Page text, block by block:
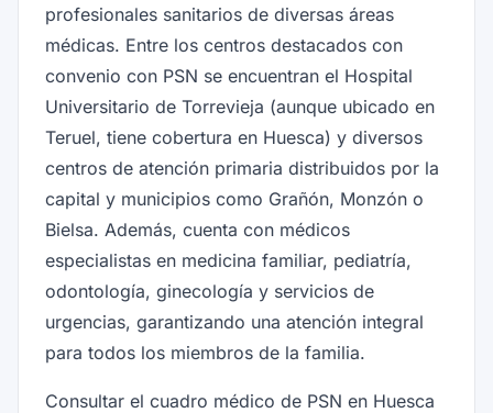
profesionales sanitarios de diversas áreas
médicas. Entre los centros destacados con
convenio con PSN se encuentran el Hospital
Universitario de Torrevieja (aunque ubicado en
Teruel, tiene cobertura en Huesca) y diversos
centros de atención primaria distribuidos por la
capital y municipios como Grañón, Monzón o
Bielsa. Además, cuenta con médicos
especialistas en medicina familiar, pediatría,
odontología, ginecología y servicios de
urgencias, garantizando una atención integral
para todos los miembros de la familia.
Consultar el cuadro médico de PSN en Huesca